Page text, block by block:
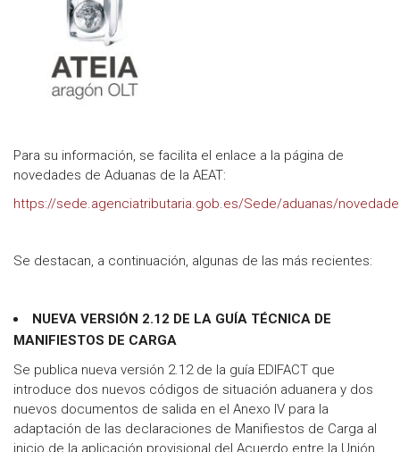
Para su información, se facilita el enlace a la página de
novedades de Aduanas de la AEAT:
https://sede.agenciatributaria.gob.es/Sede/aduanas/
Se destacan, a continuación, algunas de las más recientes:
NUEVA VERSIÓN 2.12 DE LA GUÍA TÉCNICA DE
MANIFIESTOS DE CARGA
Se publica nueva versión 2.12 de la guía EDIFACT que
introduce dos nuevos códigos de situación aduanera y dos
nuevos documentos de salida en el Anexo IV para la
adaptación de las declaraciones de Manifiestos de Carga al
inicio de la aplicación provisional del Acuerdo entre la Unión